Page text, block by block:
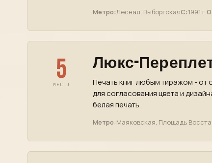
Метро:Лесная, ВыборгскаяС:1991 г.
5
МЕСТО
Люкс-
Печать книг любым тиражом - от
для согласования цвета и
белая печать.
Метро:Маяковская, Площадь